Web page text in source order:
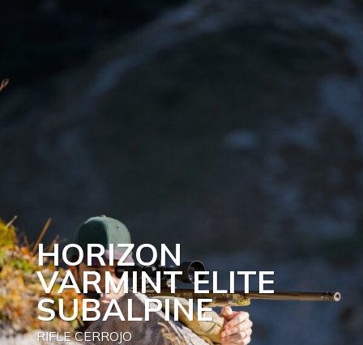
HORIZON
VARMINT ELITE
SUBALPINE
RIFLE CERROJO